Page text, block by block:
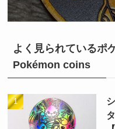
よく見られているポ
Pokémon coins